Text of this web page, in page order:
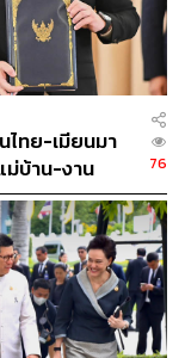
ไทย-เมียนมา
ม่บ้าน-งาน
76